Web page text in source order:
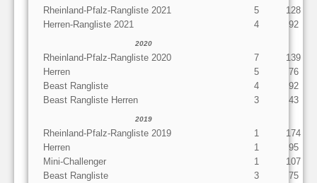
Rheinland-Pfalz-Rangliste 2021 5
128
Herren-Rangliste 2021
4 92
2020
Rheinland-Pfalz-Rangliste 2020 7
139
Herren
5
76
Beast Rangliste
4
92
Beast Rangliste Herren
3 43
2019
Rheinland-Pfalz-Rangliste 2019 1
174
Herren
1
95
Mini-Challenger
1
107
Beast Rangliste
3
75